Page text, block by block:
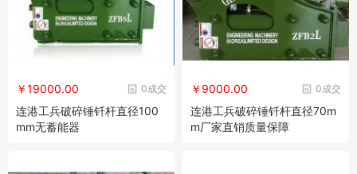
0成交
￥19000.00
连港工兵破碎锤钎杆直径100
mm无蓄能器
0成交
￥9000.00
连港工兵破碎锤钎杆直径70m
m厂家直销质量保障